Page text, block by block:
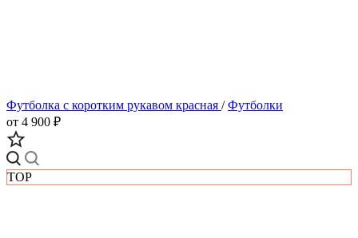
Футболка с коротким рукавом красная / Футболки
от 4 900 ₽
TOP